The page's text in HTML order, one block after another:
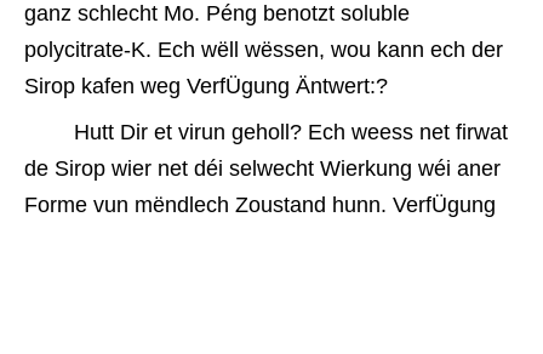
ganz schlecht Mo. Péng benotzt soluble
polycitrate-K. Ech wëll wëssen, wou kann ech der
Sirop kafen weg VerfÜgung Äntwert:?
de Sirop wier net déi selwecht Wierkung wéi aner
Forme vun mëndlech Zoustand hunn. VerfÜgung